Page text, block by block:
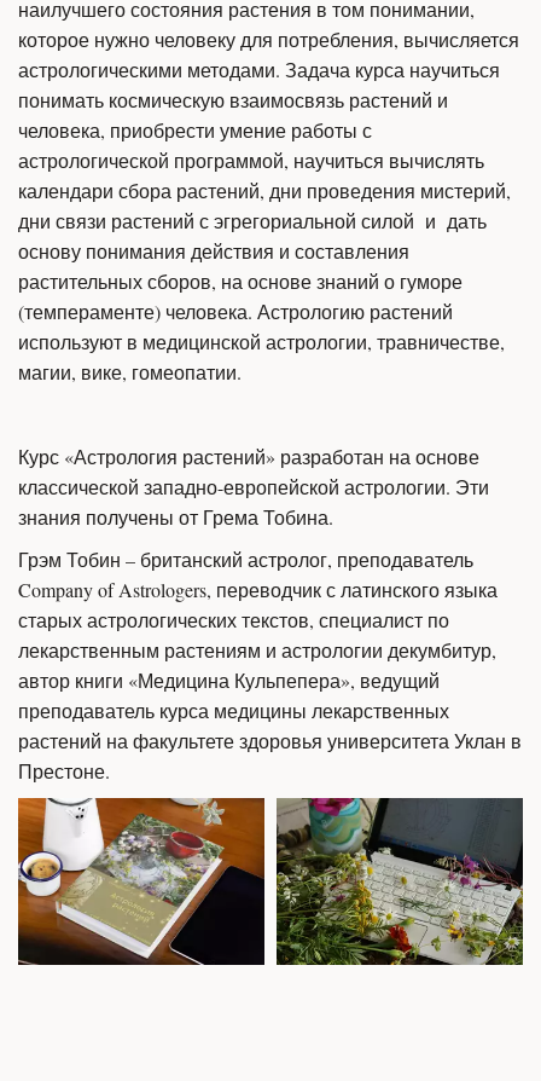
наилучшего состояния растения в том понимании,
которое нужно человеку для потребления, вычисляется
астрологическими методами. Задача курса научиться
понимать космическую взаимосвязь растений и
человека, приобрести умение работы с
астрологической программой, научиться вычислять
календари сбора растений, дни проведения мистерий,
дни связи растений с эгрегориальной силой  и  дать
основу понимания действия и составления
растительных сборов, на основе знаний о гуморе
(темпераменте) человека. Астрологию растений
используют в медицинской астрологии, травничестве,
магии, вике, гомеопатии.
Курс «Астрология растений» разработан на основе
классической западно-европейской астрологии. Эти
знания получены от Грема Тобина.
Грэм Тобин – британский астролог, преподаватель
Company of Astrologers, переводчик с латинского языка
старых астрологических текстов, специалист по
лекарственным растениям и астрологии декумбитур,
автор книги «Медицина Кульпепера», ведущий
преподаватель курса медицины лекарственных
растений на факультете здоровья университета Уклан в
Престоне.